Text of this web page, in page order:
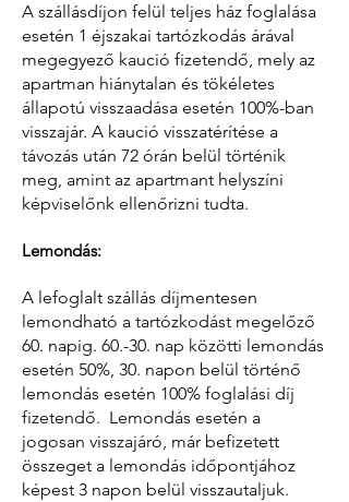
A szállásdíjon felül teljes ház foglalása
esetén 1 éjszakai tartózkodás árával
megegyező kaució fizetendő, mely az
apartman hiánytalan és tökéletes
állapotú visszaadása esetén 100%-ban
visszajár. A kaució visszatérítése a
távozás után 72 órán belül történik
meg, amint az apartmant helyszíni
képviselőnk ellenőrizni tudta.
Lemondás:
A lefoglalt szállás díjmentesen
lemondható a tartózkodást megelőző
60. napig. 60.-30. nap közötti lemondás
esetén 50%, 30. napon belül történő
lemondás esetén 100% foglalási díj
fizetendő. Lemondás esetén a
jogosan visszajáró, már befizetett
összeget a lemondás időpontjához
képest 3 napon belül visszautaljuk.